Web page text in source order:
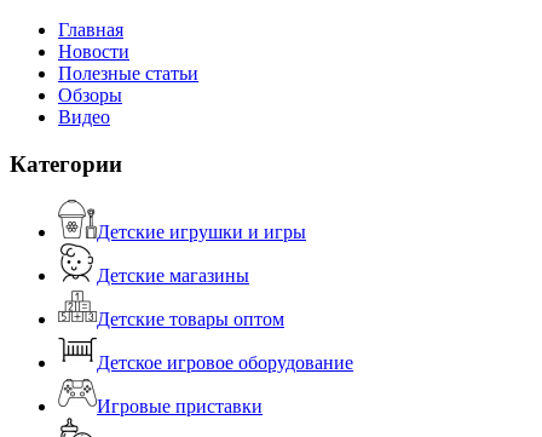
Главная
Новости
Полезные статьи
Обзоры
Видео
Категории
Детские игрушки и игры
Детские магазины
Детские товары оптом
Детское игровое оборудование
Игровые приставки